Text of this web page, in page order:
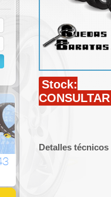
Stock:
CONSULTAR
Detalles técnicos